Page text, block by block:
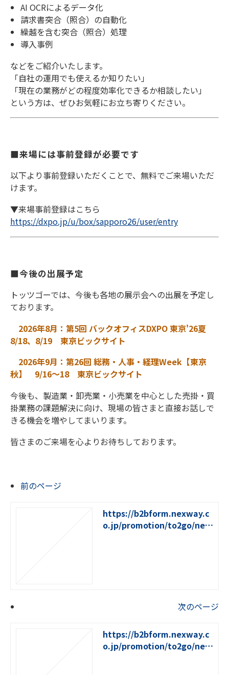
AI OCRによるデータ化
請求書突合（照合）の自動化
繰越を含む突合（照合）処理
導入事例
などをご紹介いたします。
「自社の運用でも使えるか知りたい」
「現在の業務がどの程度効率化できるか相談したい」
という方は、ぜひお気軽にお立ち寄りください。
■来場には事前登録が必要です
以下より事前登録いただくことで、無料でご来場いただ
けます。
▼来場事前登録はこちら
https://dxpo.jp/u/box/sapporo26/user/entry
■今後の出展予定
トッツゴーでは、今後も各地の展示会への出展を予定し
ております。
2026年8月：第5回 バックオフィスDXPO 東京'26夏
8/18、8/19 東京ビックサイト
2026年9月：第26回 総務・人事・経理Week【東京
秋】 9/16～18 東京ビックサイト
今後も、製造業・卸売業・小売業を中心とした売掛・買
掛業務の課題解決に向け、現場の皆さまと直接お話しで
きる機会を増やしてまいります。
皆さまのご来場を心よりお待ちしております。
前のページ
https://b2bform.nexway.c
o.jp/promotion/to2go/new
次のページ
https://b2bform.nexway.c
o.jp/promotion/to2go/new